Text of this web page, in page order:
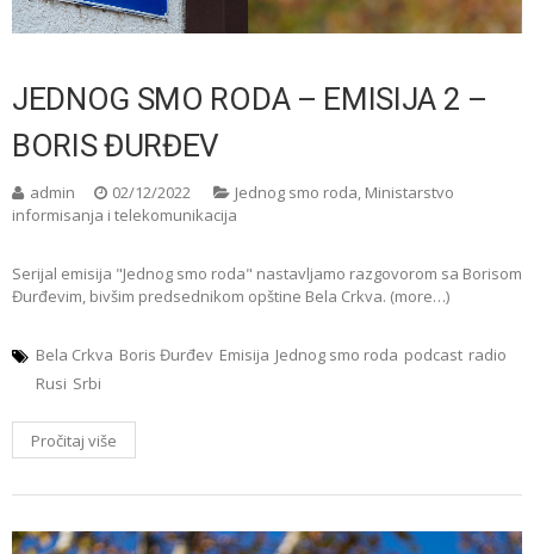
JEDNOG SMO RODA – EMISIJA 2 –
BORIS ĐURĐEV
admin 02/12/2022 Jednog smo roda, Ministarstvo
informisanja i telekomunikacija
Serijal emisija "Jednog smo roda" nastavljamo razgovorom sa Borisom
Đurđevim, bivšim predsednikom opštine Bela Crkva. (more…)
Bela Crkva Boris Đurđev Emisija Jednog smo roda podcast radio
Rusi Srbi
Pročitaj više